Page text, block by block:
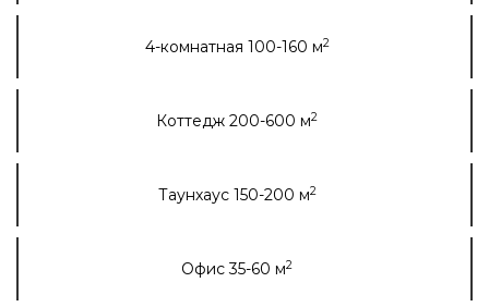
4-комнатная 100-160 м2
Коттедж 200-600 м2
Таунхаус 150-200 м2
Офис 35-60 м2